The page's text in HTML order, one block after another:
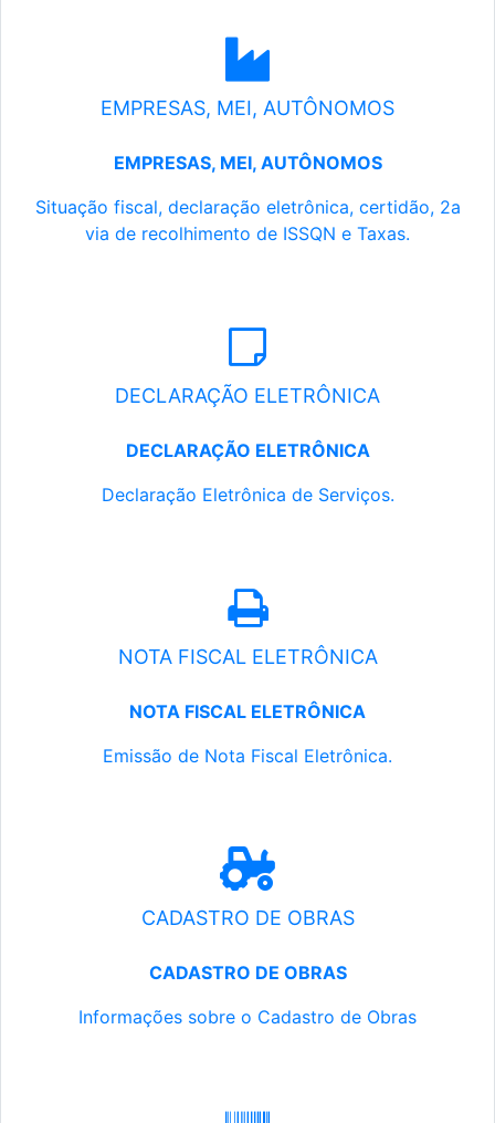
EMPRESAS, MEI, AUTÔNOMOS
EMPRESAS, MEI, AUTÔNOMOS
Situação fiscal, declaração eletrônica, certidão, 2a
via de recolhimento de ISSQN e Taxas.
DECLARAÇÃO ELETRÔNICA
DECLARAÇÃO ELETRÔNICA
Declaração Eletrônica de Serviços.
NOTA FISCAL ELETRÔNICA
NOTA FISCAL ELETRÔNICA
Emissão de Nota Fiscal Eletrônica.
CADASTRO DE OBRAS
CADASTRO DE OBRAS
Informações sobre o Cadastro de Obras